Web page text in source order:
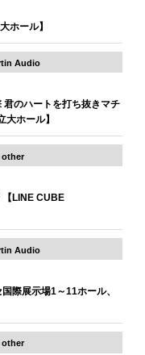
ホール】
Audio
君のハートを打ち抜きマチ
ホール】
other
【LINE CUBE
Audio
際展示場1～11ホール、
other